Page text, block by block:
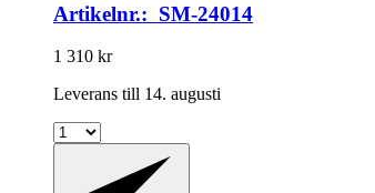
Artikelnr.: SM-24014
1 310 kr
Leverans till 14. augusti